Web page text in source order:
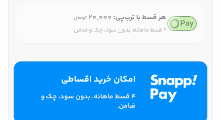
هر قسط با ترب‌پی: ۲۰,۰۰۰ تومان
۴ قسط ماهانه. بدون سود، چک و ضامن.
امکان خرید اقساطی
۴ قسط ماهانه. بدون سود، چک و
ضامن.